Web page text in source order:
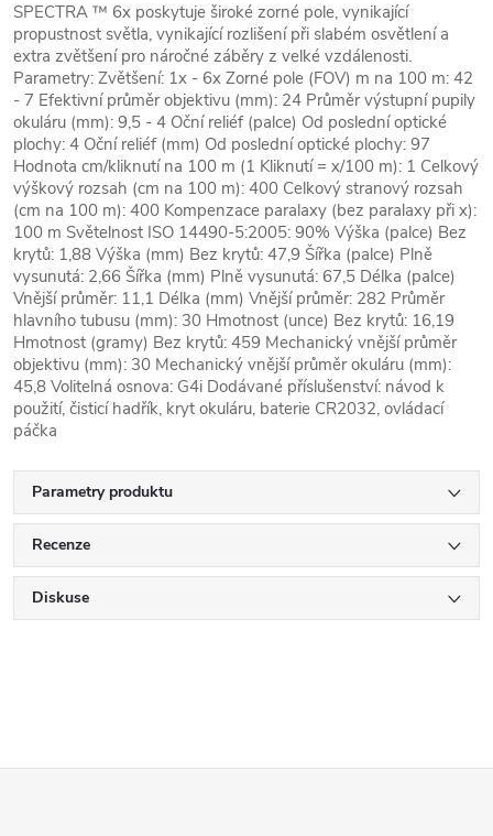
SPECTRA ™ 6x poskytuje široké zorné pole, vynikající
propustnost světla, vynikající rozlišení při slabém osvětlení a
extra zvětšení pro náročné záběry z velké vzdálenosti.
Parametry: Zvětšení: 1x - 6x Zorné pole (FOV) m na 100 m: 42
- 7 Efektivní průměr objektivu (mm): 24 Průměr výstupní pupily
okuláru (mm): 9,5 - 4 Oční reliéf (palce) Od poslední optické
plochy: 4 Oční reliéf (mm) Od poslední optické plochy: 97
Hodnota cm/kliknutí na 100 m (1 Kliknutí = x/100 m): 1 Celkový
výškový rozsah (cm na 100 m): 400 Celkový stranový rozsah
(cm na 100 m): 400 Kompenzace paralaxy (bez paralaxy při x):
100 m Světelnost ISO 14490-5:2005: 90% Výška (palce) Bez
krytů: 1,88 Výška (mm) Bez krytů: 47,9 Šířka (palce) Plně
vysunutá: 2,66 Šířka (mm) Plně vysunutá: 67,5 Délka (palce)
Vnější průměr: 11,1 Délka (mm) Vnější průměr: 282 Průměr
hlavního tubusu (mm): 30 Hmotnost (unce) Bez krytů: 16,19
Hmotnost (gramy) Bez krytů: 459 Mechanický vnější průměr
objektivu (mm): 30 Mechanický vnější průměr okuláru (mm):
45,8 Volitelná osnova: G4i Dodávané příslušenství: návod k
použití, čisticí hadřík, kryt okuláru, baterie CR2032, ovládací
páčka
Parametry produktu
Recenze
Diskuse